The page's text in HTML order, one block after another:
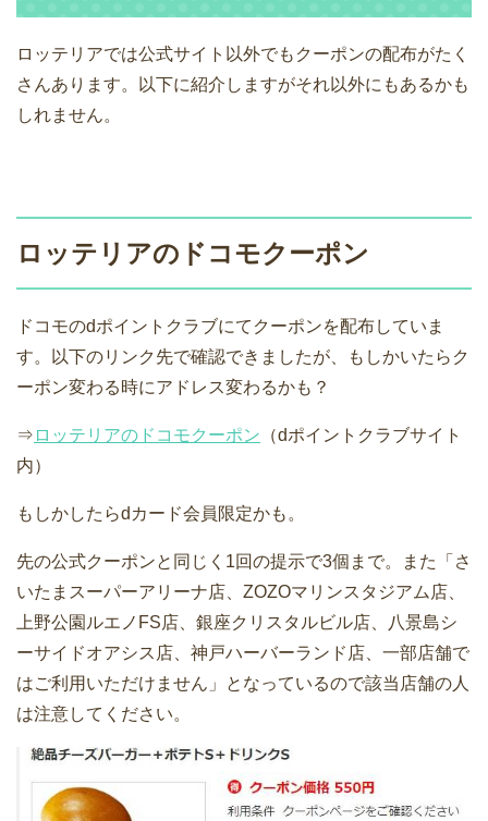
ロッテリアでは公式サイト以外でもクーポンの配布がたく
さんあります。以下に紹介しますがそれ以外にもあるかも
しれません。
ロッテリアのドコモクーポン
ドコモのdポイントクラブにてクーポンを配布していま
す。以下のリンク先で確認できましたが、もしかいたらク
ーポン変わる時にアドレス変わるかも？
⇒ ロッテリアのドコモクーポン （dポイントクラブサイト
内）
もしかしたらdカード会員限定かも。
先の公式クーポンと同じく1回の提示で3個まで。また「さ
いたまスーパーアリーナ店、ZOZOマリンスタジアム店、
上野公園ルエノFS店、銀座クリスタルビル店、八景島シ
ーサイドオアシス店、神戸ハーバーランド店、一部店舗で
はご利用いただけません」となっているので該当店舗の人
は注意してください。